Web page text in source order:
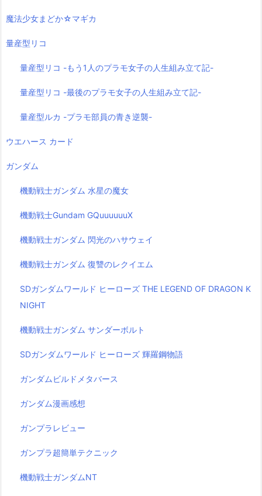
魔法少女まどか☆マギカ
量産型リコ
量産型リコ -もう1人のプラモ女子の人生組み立て記-
量産型リコ -最後のプラモ女子の人生組み立て記-
量産型ルカ -プラモ部員の青き逆襲-
ウエハース カード
ガンダム
機動戦士ガンダム 水星の魔女
機動戦士Gundam GQuuuuuuX
機動戦士ガンダム 閃光のハサウェイ
機動戦士ガンダム 復讐のレクイエム
SDガンダムワールド ヒーローズ THE LEGEND OF DRAGON K
NIGHT
機動戦士ガンダム サンダーボルト
SDガンダムワールド ヒーローズ 輝羅鋼物語
ガンダムビルドメタバース
ガンダム漫画感想
ガンプラレビュー
ガンプラ超簡単テクニック
機動戦士ガンダムNT